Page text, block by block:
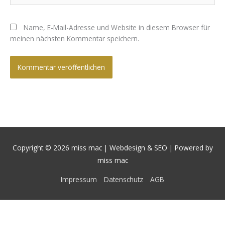
Name, E-Mail-Adresse und Website in diesem Browser für
meinen nächsten Kommentar speichern.
Copyright © 2026 miss mac | Webdesign & SEO | Powered by
miss mac
Impressum Datenschutz AGB